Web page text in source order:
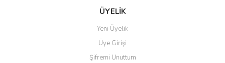
ÜYELİK
Yeni Üyelik
Üye Girişi
Şifremi Unuttum